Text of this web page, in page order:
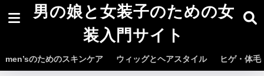
男の娘と女装子のための女
装入門サイト
men’sのためのスキンケア ウィッグとヘアスタイル ヒゲ・体毛